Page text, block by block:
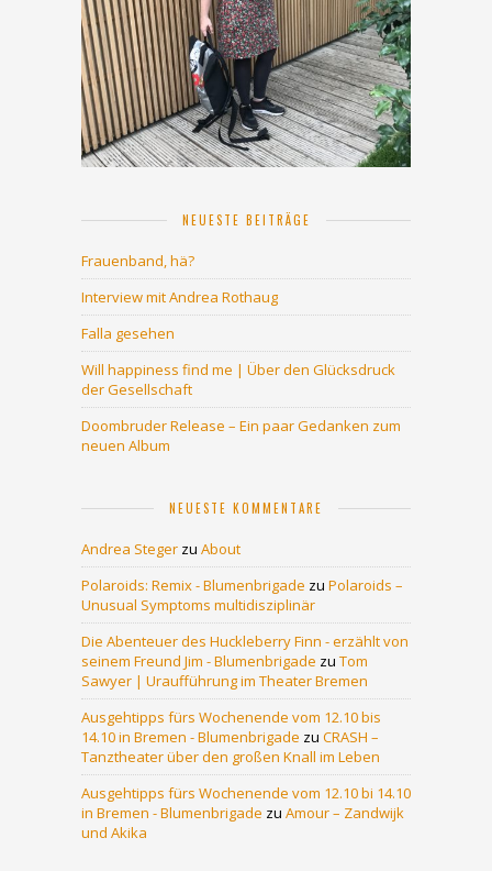
NEUESTE BEITRÄGE
Frauenband, hä?
Interview mit Andrea Rothaug
Falla gesehen
Will happiness find me | Über den Glücksdruck
der Gesellschaft
Doombruder Release – Ein paar Gedanken zum
neuen Album
NEUESTE KOMMENTARE
Andrea Steger zu About
Polaroids: Remix - Blumenbrigade zu Polaroids –
Unusual Symptoms multidisziplinär
Die Abenteuer des Huckleberry Finn - erzählt von
seinem Freund Jim - Blumenbrigade zu Tom
Sawyer | Uraufführung im Theater Bremen
Ausgehtipps fürs Wochenende vom 12.10 bis
14.10 in Bremen - Blumenbrigade zu CRASH –
Tanztheater über den großen Knall im Leben
Ausgehtipps fürs Wochenende vom 12.10 bi 14.10
in Bremen - Blumenbrigade zu Amour – Zandwijk
und Akika